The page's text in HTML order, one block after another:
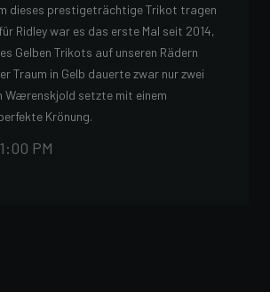
dieses prestigeträchtige Trikot tragen
Ridley war es das erste Mal seit 2014,
Gelben Trikots auf unseren Rädern
Traum in Gelb dauerte zwar nur zwei
Wærenskjold setzte mit einem
Krönung.
PM